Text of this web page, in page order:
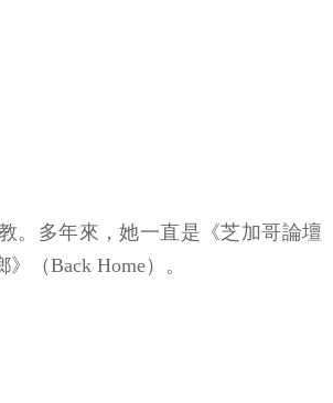
。多年來，她一直是《芝加哥論壇
（Back Home）。